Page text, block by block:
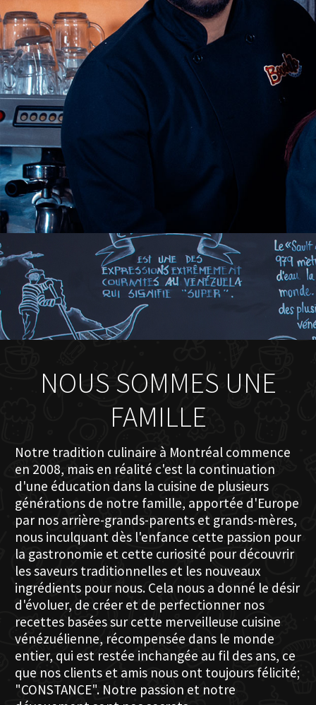
NOUS SOMMES UNE
FAMILLE
Notre tradition culinaire à Montréal commence
en 2008, mais en réalité c'est la continuation
d'une éducation dans la cuisine de plusieurs
générations de notre famille, apportée d'Europe
par nos arrière-grands-parents et grands-mères,
nous inculquant dès l'enfance cette passion pour
la gastronomie et cette curiosité pour découvrir
les saveurs traditionnelles et les nouveaux
ingrédients pour nous. Cela nous a donné le désir
d'évoluer, de créer et de perfectionner nos
recettes basées sur cette merveilleuse cuisine
vénézuélienne, récompensée dans le monde
entier, qui est restée inchangée au fil des ans, ce
que nos clients et amis nous ont toujours félicité;
"CONSTANCE". Notre passion et notre